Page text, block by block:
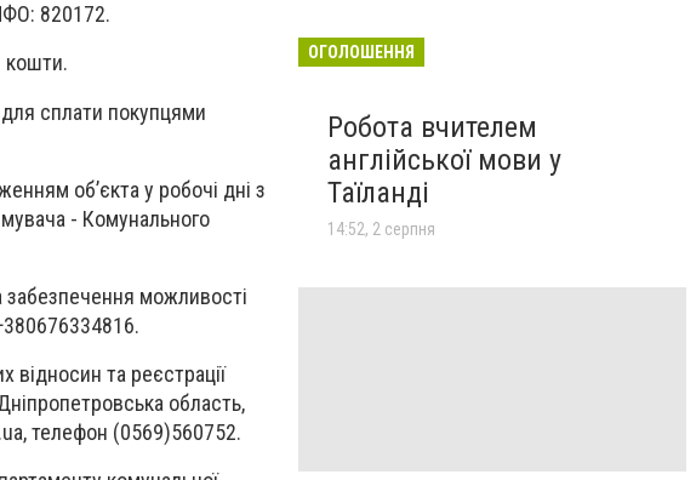
820172.
кошти.
для сплати покупцями
об’єкта у робочі дні з
- Комунального
забезпечення можливості
відносин та реєстрації
область,
телефон (0569)560752.
ОГОЛОШЕННЯ
Робота вчителем
англійської мови у
Таїланді
14:52, 2 серпня